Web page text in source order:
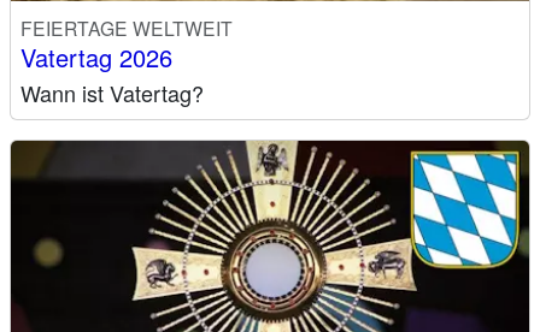
FEIERTAGE WELTWEIT
Vatertag 2026
Wann ist Vatertag?